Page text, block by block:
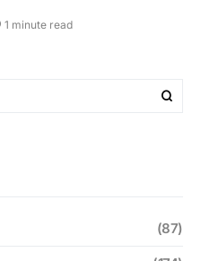
1 minute read
(87)